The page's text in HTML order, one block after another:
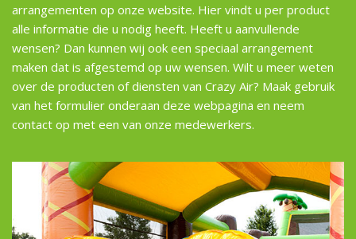
arrangementen op onze website. Hier vindt u per product
alle informatie die u nodig heeft. Heeft u aanvullende
wensen? Dan kunnen wij ook een speciaal arrangement
maken dat is afgestemd op uw wensen. Wilt u meer weten
over de producten of diensten van Crazy Air? Maak gebruik
van het formulier onderaan deze webpagina en neem
contact op met een van onze medewerkers.